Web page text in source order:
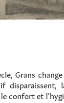
Grans
confort et